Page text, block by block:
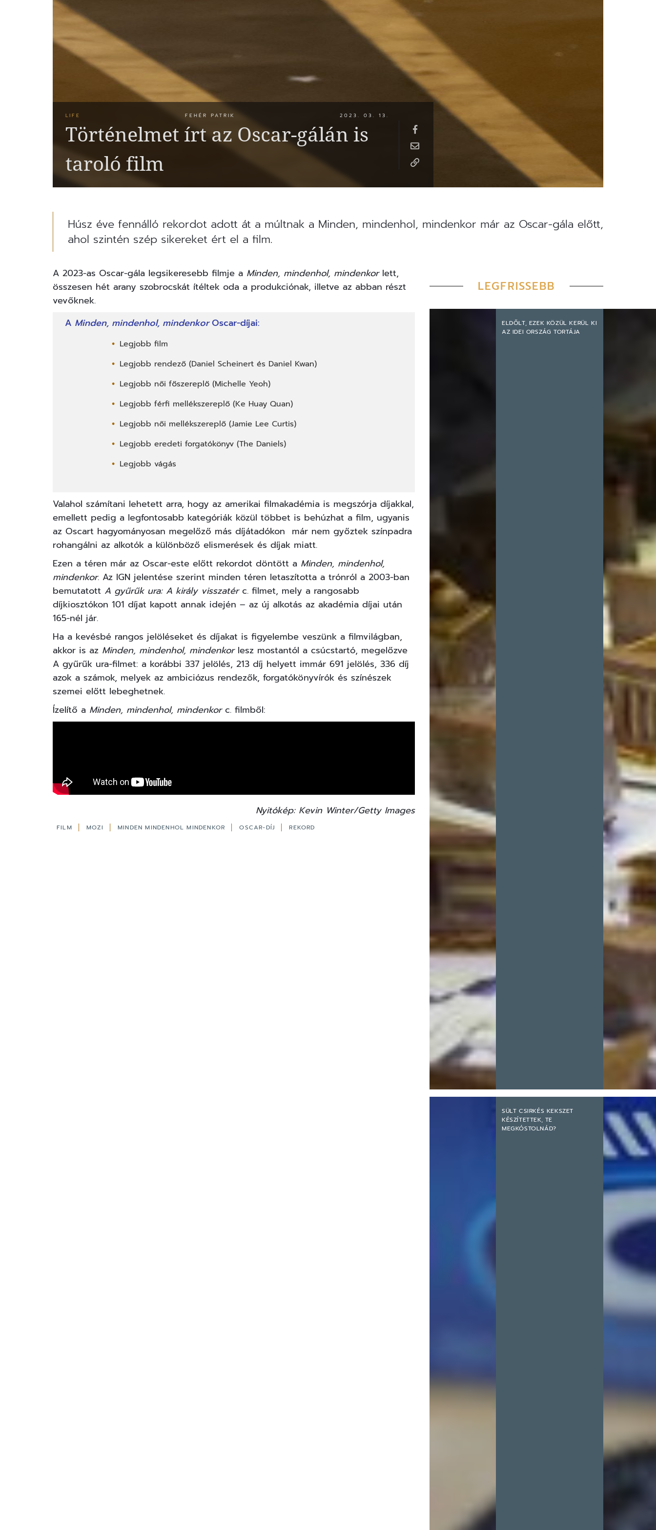
LIFE FEHÉR PATRIK 2023. 03. 13.
Történelmet írt az Oscar-gálán is
taroló film
Húsz éve fennálló rekordot adott át a múltnak a Minden, mindenhol, mindenkor már az Oscar-gála előtt,
ahol szintén szép sikereket ért el a film.
A 2023-as Oscar-gála legsikeresebb filmje a Minden, mindenhol, mindenkorlett,
összesen hét arany szobrocskát ítéltek oda a produkciónak, illetve az abban részt
vevőknek.
A Minden, mindenhol, mindenkorOscar-díjai:
Legjobb film
Legjobb rendező (Daniel Scheinert és Daniel Kwan)
Legjobb női főszereplő (Michelle Yeoh)
Legjobb férfi mellékszereplő (Ke Huay Quan)
Legjobb női mellékszereplő (Jamie Lee Curtis)
Legjobb eredeti forgatókönyv (The Daniels)
Legjobb vágás
Valahol számítani lehetett arra, hogy az amerikai filmakadémia is megszórja díjakkal,
emellett pedig a legfontosabb kategóriák közül többet is behúzhat a film, ugyanis
az Oscart hagyományosan megelőző más díjátadókon már nem győztek színpadra
rohangálni az alkotók a különböző elismerések és díjak miatt.
Ezen a téren már az Oscar-este előtt rekordot döntött a Minden, mindenhol,
mindenkor. Az IGN jelentése szerint minden téren letaszította a trónról a 2003-ban
bemutatott A gyűrűk ura: A király visszatérc. filmet, mely a rangosabb
díjkiosztókon 101 díjat kapott annak idején – az új alkotás az akadémia díjai után
165-nél jár.
Ha a kevésbé rangos jelöléseket és díjakat is figyelembe veszünk a filmvilágban,
akkor is az Minden, mindenhol, mindenkorlesz mostantól a csúcstartó, megelőzve
A gyűrűk ura-filmet: a korábbi 337 jelölés, 213 díj helyett immár 691 jelölés, 336 díj
azok a számok, melyek az ambiciózus rendezők, forgatókönyvírók és színészek
szemei előtt lebeghetnek.
Ízelítő a Minden, mindenhol, mindenkorc. filmből:
Nyitókép: Kevin Winter/Getty Images
FILM MOZI MINDEN MINDENHOL MINDENKOR OSCAR-DÍJ REKORD
LEGFRISSEBB
ELDŐLT, EZEK KÖZÜL KERÜL KI
AZ IDEI ORSZÁG TORTÁJA
SÜLT CSIRKÉS KEKSZET
KÉSZÍTETTEK, TE
MEGKÓSTOLNÁD?